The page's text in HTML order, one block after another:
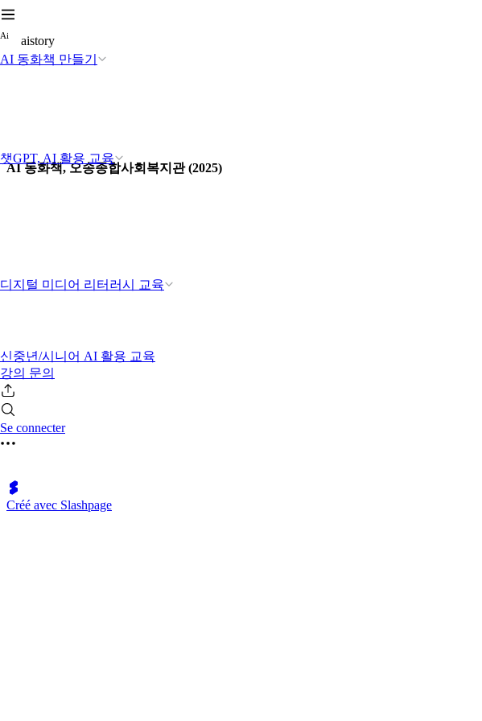
Ai
aistory
AI 동화책 만들기
챗GPT, AI 활용 교육
디지털 미디어 리터러시 교육
신중년/시니어 AI 활용 교육
강의 문의
Se connecter
AI 동화책, 오송종합사회복지관 (2025)
Créé avec Slashpage